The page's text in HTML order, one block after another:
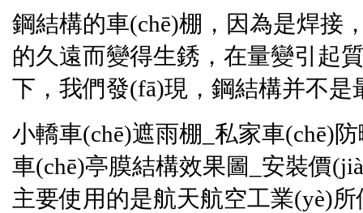
鋼結構的車(chē)棚，因為是焊接
的久遠而變得生銹，在量變引
下，我們發(fā)現，鋼結構并不
小轎車(chē)遮雨棚_私家車(chē)
車(chē)亭膜結構效果圖_安裝
主要使用的是航天航空工業(yè)